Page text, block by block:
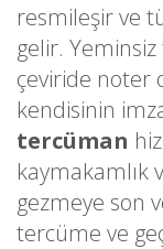
resmileşir ve
gelir.
çeviride noter
kendisinin
tercüman
kaymakamlık
gezmeye son
tercüme ve